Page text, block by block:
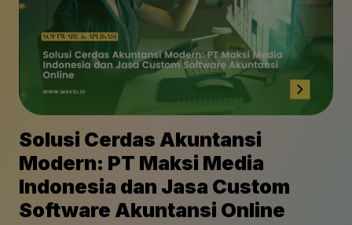
Solusi Cerdas Akuntansi
Modern: PT Maksi Media
Indonesia dan Jasa Custom
Software Akuntansi Online